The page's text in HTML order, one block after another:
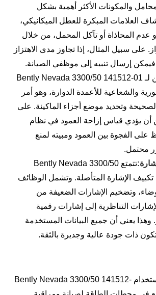
والمكونات الأكثر أهمية بشكل
العلامات المبكرة للعطل الميكانيكي،
عدم المحاذاة أو تآكل المحمل، من خلال
على سبيل المثال، إذا تجاوز مدى الاهتزاز
إرسال تنبيه إلى موظفي الصيانة.
: يمكن لـ Bently Nevada 3300/50 141512-01
والشعاعية للأعمدة الدوارة، وهو أمر
وتحديد موضع أجزاء الماكينة. على
أن يؤدي قياس إزاحة العمود في نظام
على الفجوة بين العمود ومبيته لمنع
محتمل.
تتمتع Bently Nevada 3300/50
01 بدائرة تكييف الإشارة المتأصلة. وتشمل الوظائف
وتضخيم الإشارات الضعيفة من
التناظرية إلى إشارات رقمية
وهذا يعني أن جميع البيانات المستخدمة
ذات جودة عالية وجديرة بالثقة.
يتم استخدام Bently Nevada 3300/50 141512-